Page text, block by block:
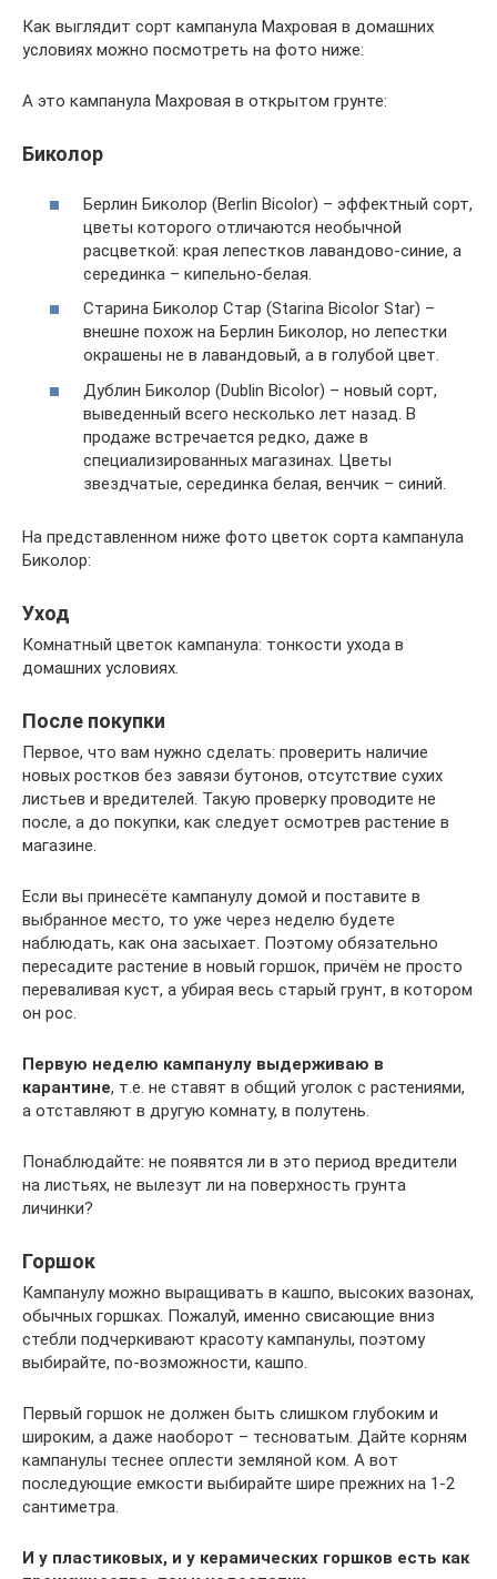
Как выглядит сорт кампанула Махровая в домашних
условиях можно посмотреть на фото ниже:
А это кампанула Махровая в открытом грунте:
Биколор
Берлин Биколор (Berlin Bicolor) – эффектный сорт,
цветы которого отличаются необычной
расцветкой: края лепестков лавандово-синие, а
серединка – кипельно-белая.
Старина Биколор Стар (Starina Bicolor Star) –
внешне похож на Берлин Биколор, но лепестки
окрашены не в лавандовый, а в голубой цвет.
Дублин Биколор (Dublin Bicolor) – новый сорт,
выведенный всего несколько лет назад. В
продаже встречается редко, даже в
специализированных магазинах. Цветы
звездчатые, серединка белая, венчик – синий.
На представленном ниже фото цветок сорта кампанула
Биколор:
Уход
Комнатный цветок кампанула: тонкости ухода в
домашних условиях.
После покупки
Первое, что вам нужно сделать: проверить наличие
новых ростков без завязи бутонов, отсутствие сухих
листьев и вредителей. Такую проверку проводите не
после, а до покупки, как следует осмотрев растение в
магазине.
Если вы принесёте кампанулу домой и поставите в
выбранное место, то уже через неделю будете
наблюдать, как она засыхает. Поэтому обязательно
пересадите растение в новый горшок, причём не просто
переваливая куст, а убирая весь старый грунт, в котором
он рос.
Первую неделю кампанулу выдерживаю в
карантине, т.е. не ставят в общий уголок с растениями,
а отставляют в другую комнату, в полутень.
Понаблюдайте: не появятся ли в это период вредители
на листьях, не вылезут ли на поверхность грунта
личинки?
Горшок
Кампанулу можно выращивать в кашпо, высоких вазонах,
обычных горшках. Пожалуй, именно свисающие вниз
стебли подчеркивают красоту кампанулы, поэтому
выбирайте, по-возможности, кашпо.
Первый горшок не должен быть слишком глубоким и
широким, а даже наоборот – тесноватым. Дайте корням
кампанулы теснее оплести земляной ком. А вот
последующие емкости выбирайте шире прежних на 1-2
сантиметра.
И у пластиковых, и у керамических горшков есть как